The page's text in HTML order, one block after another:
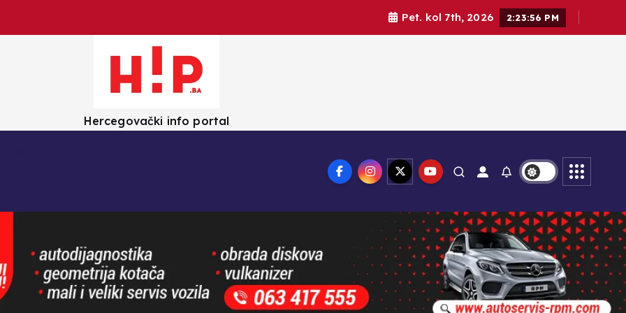
Pet. kol 7th, 2026 2:23:57 PM
Hercegovački info portal